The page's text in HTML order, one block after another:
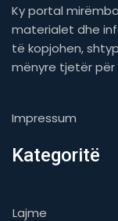
Ky portal
materialet dhe
të kopjohen,
mënyre tjetër për
Impressum
Kategoritë
Lajme